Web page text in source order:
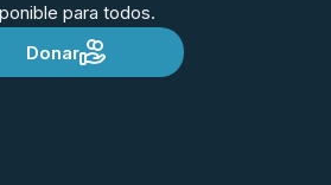
para todos.
Donar